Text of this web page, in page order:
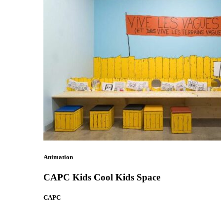
Animation
CAPC Kids Cool Kids Space
CAPC